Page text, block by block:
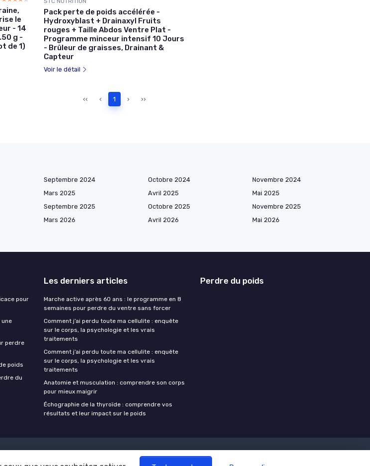
le
- 14
g -
de 1)
Pack perte de poids accélérée -
Hydroxyblast + Drainaxyl Fruits
rouges + Taille Abdos Ventre Plat -
Programme minceur intensif 10 Jours
- Brûleur de graisses, Drainant &
Capteur
Voir le détail
‹‹ ‹ 1 › ››
Septembre 2024 Octobre 2024
Novembre 2024
Mars 2025 Avril 2025
Mai 2025
Septembre 2025 Octobre 2025
Novembre 2025
Mars 2026 Avril 2026
Mai 2026
pour
une
perdre
poids
du
Les derniers articles
Marche active après 60 ans : le programme en 8
semaines pour perdre du ventre sans forcer
Comment j’ai perdu toute ma cellulite : enquête
sur le corps, la psychologie et les vrais
traitements
Comment j’ai perdu toute ma cellulite : enquête
sur le corps, la psychologie et les vrais
traitements
Anatomie et musculation : comprendre son corps
pour mieux maigrir
Échographie de la thyroïde : comprendre vos
résultats et leur impact sur le poids
Perdre du poids